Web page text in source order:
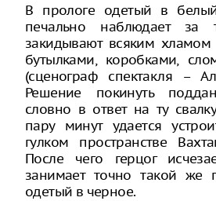
В прологе одетый в
печально наблюдает за
закидывают всяким
бутылками, коробками,
(сценограф спектакля –
Решение покинуть
словно в ответ на ту
пару минут удается
гулком пространстве
После чего герцог
занимает точно такой же
одетый в черное.